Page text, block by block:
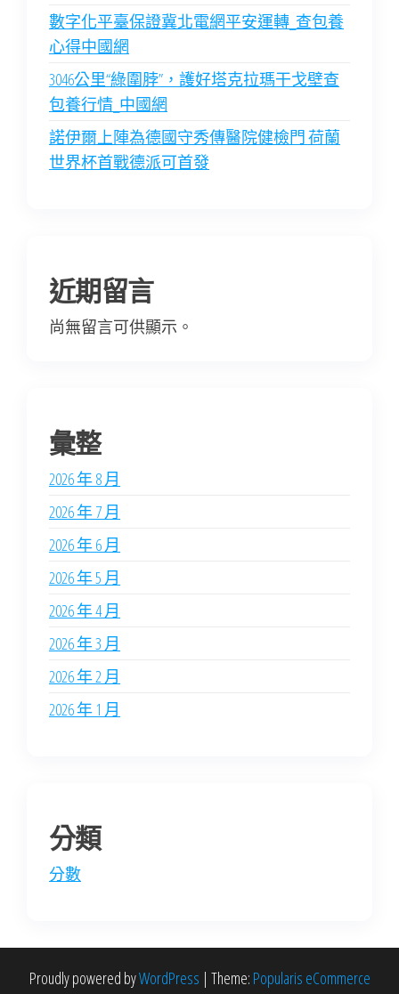
數字化平臺保證冀北電網平安運轉_查包養
心得中國網
3046公里“綠圍脖”，護好塔克拉瑪干戈壁查
包養行情_中國網
諾伊爾上陣為德國守秀傳醫院健檢門 荷蘭
世界杯首戰德派可首發
近期留言
尚無留言可供顯示。
彙整
2026 年 8 月
2026 年 7 月
2026 年 6 月
2026 年 5 月
2026 年 4 月
2026 年 3 月
2026 年 2 月
2026 年 1 月
分類
分數
Proudly powered byWordPress | Theme: Popularis eCommerce